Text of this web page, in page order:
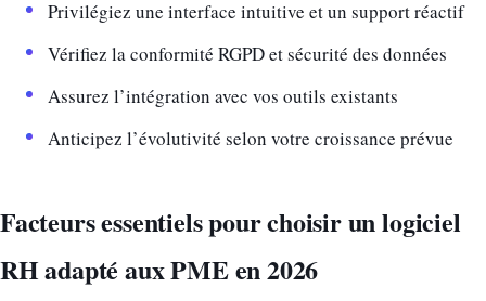
Privilégiez une interface intuitive et un support réactif
Vérifiez la conformité RGPD et sécurité des données
Assurez l’intégration avec vos outils existants
Anticipez l’évolutivité selon votre croissance prévue
Facteurs essentiels pour choisir un logiciel
RH adapté aux PME en 2026